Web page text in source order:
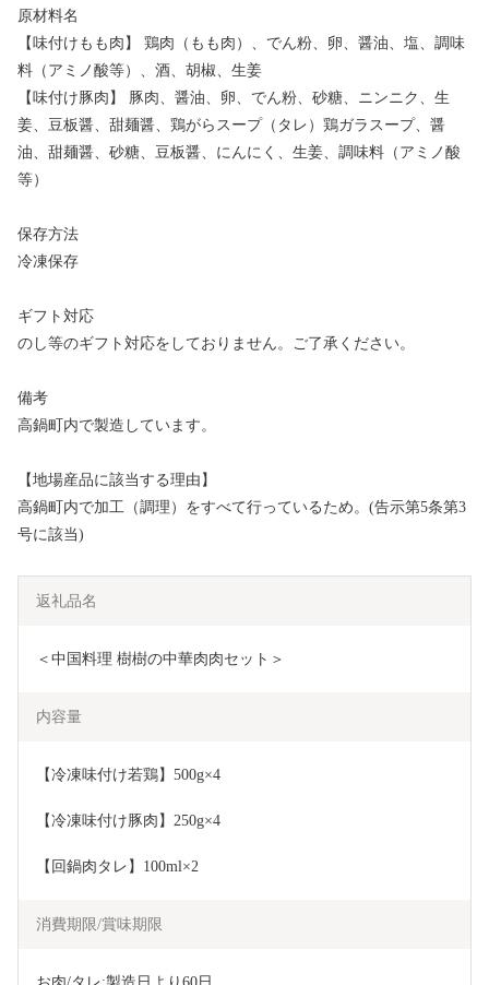
原材料名
【味付けもも肉】 鶏肉（もも肉）、でん粉、卵、醤油、塩、調味
料（アミノ酸等）、酒、胡椒、生姜
【味付け豚肉】 豚肉、醤油、卵、でん粉、砂糖、ニンニク、生
姜、豆板醤、甜麺醤、鶏がらスープ（タレ）鶏ガラスープ、醤
油、甜麺醤、砂糖、豆板醤、にんにく、生姜、調味料（アミノ酸
等）
保存方法
冷凍保存
ギフト対応
のし等のギフト対応をしておりません。ご了承ください。
備考
高鍋町内で製造しています。
【地場産品に該当する理由】
高鍋町内で加工（調理）をすべて行っているため。(告示第5条第3
号に該当)
返礼品名
＜中国料理 樹樹の中華肉肉セット＞
内容量
【冷凍味付け若鶏】500g×4
【冷凍味付け豚肉】250g×4
【回鍋肉タレ】100ml×2
消費期限/賞味期限